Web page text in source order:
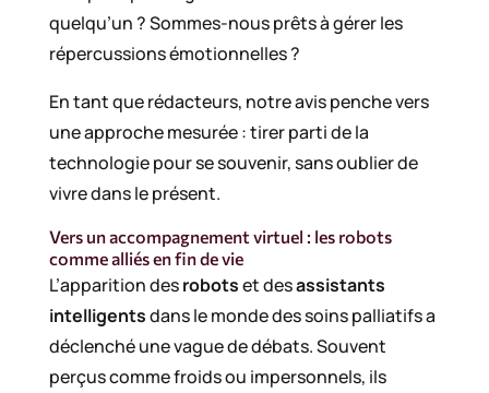
quelqu’un ? Sommes-nous prêts à gérer les
répercussions émotionnelles ?
En tant que rédacteurs, notre avis penche vers
une approche mesurée : tirer parti de la
technologie pour se souvenir, sans oublier de
vivre dans le présent.
Vers un accompagnement virtuel : les robots
comme alliés en fin de vie
L’apparition desrobotset desassistants
intelligentsdans le monde des soins palliatifs a
déclenché une vague de débats. Souvent
perçus comme froids ou impersonnels, ils